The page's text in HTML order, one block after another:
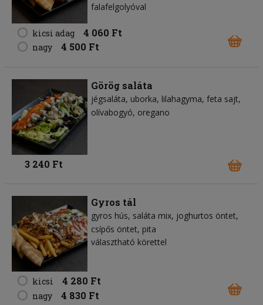
falafelgolyóval
kicsi adag 4 060 Ft
nagy 4 500 Ft
Görög saláta
jégsaláta uborka lilahagyma feta sajt
olívabogyó oregano
3 240 Ft
Gyros tál
gyros hús saláta mix joghurtos öntet
csípős öntet pita
választható körettel
kicsi 4 280 Ft
nagy 4 830 Ft